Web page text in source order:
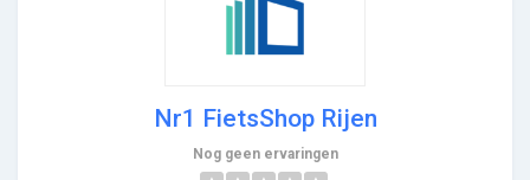
Nr1 FietsShop Rijen
Nog geen ervaringen